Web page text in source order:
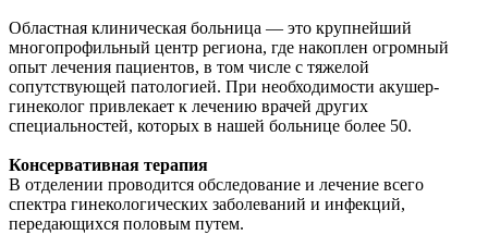
Областная клиническая больница — это крупнейший
многопрофильный центр региона, где накоплен огромный
опыт лечения пациентов, в том числе с тяжелой
сопутствующей патологией. При необходимости акушер-
гинеколог привлекает к лечению врачей других
специальностей, которых в нашей больнице более 50.
Консервативная терапия
В отделении проводится обследование и лечение всего
спектра гинекологических заболеваний и инфекций,
передающихся половым путем.